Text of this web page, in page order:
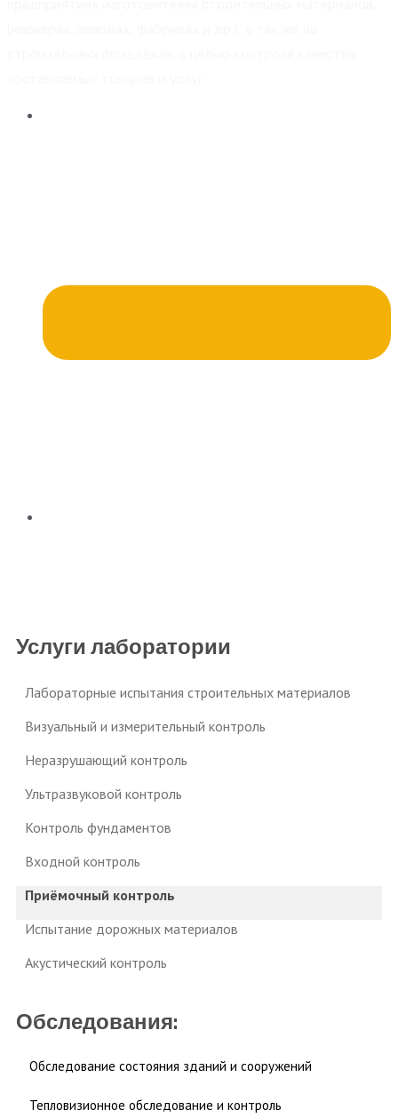
Услуги лаборатории
Лабораторные испытания строительных материалов
Визуальный и измерительный контроль
Неразрушающий контроль
Ультразвуковой контроль
Контроль фундаментов
Входной контроль
Приёмочный контроль
Испытание дорожных материалов
Акустический контроль
Обследования:
Обследование состояния зданий и сооружений
Тепловизионное обследование и контроль